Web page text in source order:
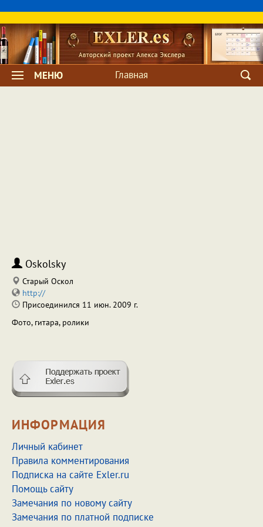
МЕНЮ Главная
Oskolsky
Старый Оскол
http://
Присоединился 11 июн. 2009 г.
Фото, гитара, ролики
ИНФОРМАЦИЯ
Личный кабинет
Правила комментирования
Подписка на сайте Exler.ru
Помощь сайту
Замечания по новому сайту
Замечания по платной подписке